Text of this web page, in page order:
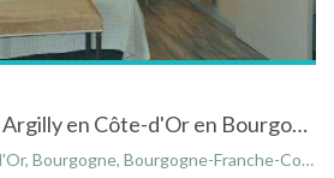
Chambres d'hôtes à Argilly en Côte-d'Or en Bourgogne avec piscine
Bourgogne-Franche-Comté, France